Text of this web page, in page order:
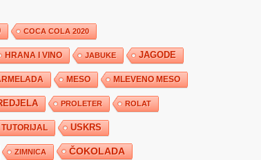
COCA COLA 2020
HRANA I VINO JABUKE JAGODE
MESO MLEVENO MESO
PROLETER ROLAT
TUTORIJAL USKRS
ZIMNICA ČOKOLADA